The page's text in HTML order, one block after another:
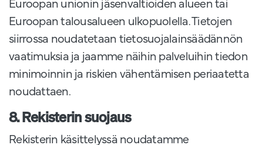
Euroopan talousalueen ulkopuolella. Tietojen
siirrossa noudatetaan tietosuojalainsäädännön
vaatimuksia ja jaamme näihin palveluihin tiedon
minimoinnin ja riskien vähentämisen periaatetta
noudattaen.
8. Rekisterin suojaus
Rekisterin käsittelyssä noudatamme